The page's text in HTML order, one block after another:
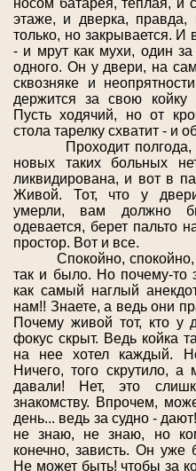
носом батарея, теплая, и
этаже, и дверка, правда,
только, но закрывается. И
- и мрут как мухи, один
одного. Он у двери, на
сквозняке и
держится за свою
Пусть ходячий, но от
стола тарелку схватит - и
Проходит полгода,
новых таких больных
ликвидирована, и вот в
Живой. Тот, что у
умерли, вам должно
одевается, берет пальто
простор. Вот и все.
Спокойно, спокойно,
так и было. Но почему-то
как самый наглый
нам!! Знаете, а ведь они
Почему живой тот, кто у
фокус скрыт. Ведь койка
на нее хотел каждый.
Ничего, того скрутило, а
давали! Нет, это
знакомству. Впрочем,
день... ведь за судно -
не знаю, не знаю, но
конечно, зависть. Он уже
Не может быть! чтобы за